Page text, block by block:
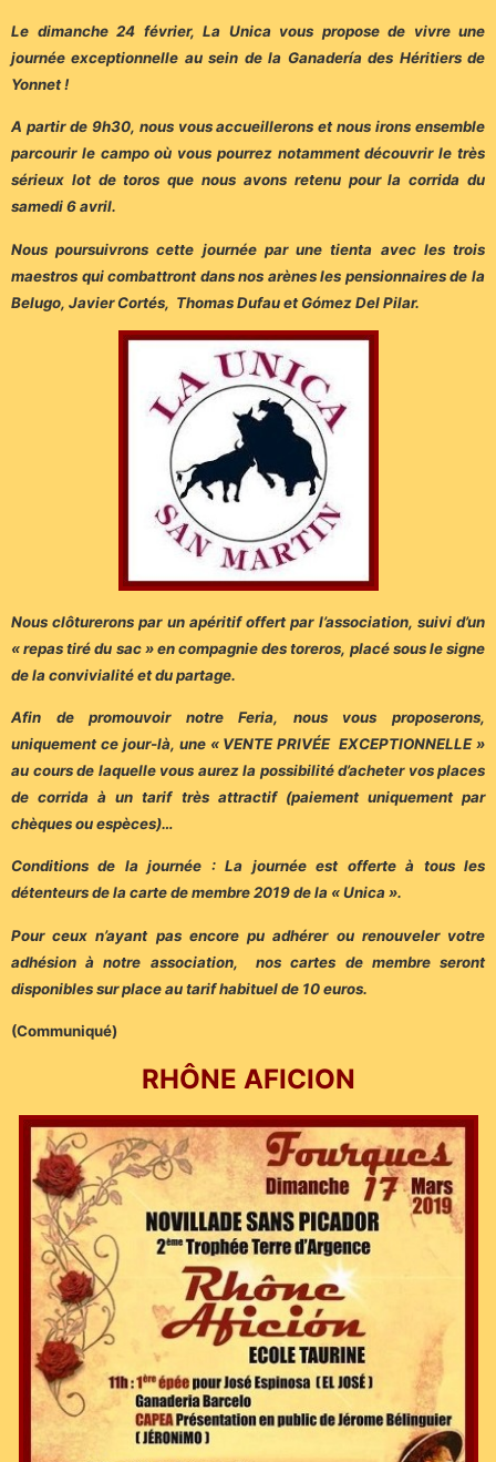
Le dimanche 24 février, La Unica vous propose de vivre une
journée exceptionnelle au sein de la Ganadería des Héritiers de
Yonnet !
A partir de 9h30, nous vous accueillerons et nous irons ensemble
parcourir le campo où vous pourrez notamment découvrir le très
sérieux lot de toros que nous avons retenu pour la corrida du
samedi 6 avril.
Nous poursuivrons cette journée par une tienta avec les trois
maestros qui combattront dans nos arènes les pensionnaires de la
Belugo, Javier Cortés, Thomas Dufau et Gómez Del Pilar.
Nous clôturerons par un apéritif offert par l’association, suivi d’un
« repas tiré du sac » en compagnie des toreros, placé sous le signe
de la convivialité et du partage.
Afin de promouvoir notre Feria, nous vous proposerons,
uniquement ce jour-là, une « VENTE PRIVÉE EXCEPTIONNELLE »
au cours de laquelle vous aurez la possibilité d’acheter vos places
de corrida à un tarif très attractif (paiement uniquement par
chèques ou espèces)…
Conditions de la journée : La journée est offerte à tous les
détenteurs de la carte de membre 2019 de la « Unica ».
Pour ceux n’ayant pas encore pu adhérer ou renouveler votre
adhésion à notre association, nos cartes de membre seront
disponibles sur place au tarif habituel de 10 euros.
(Communiqué)
RHÔNE AFICION